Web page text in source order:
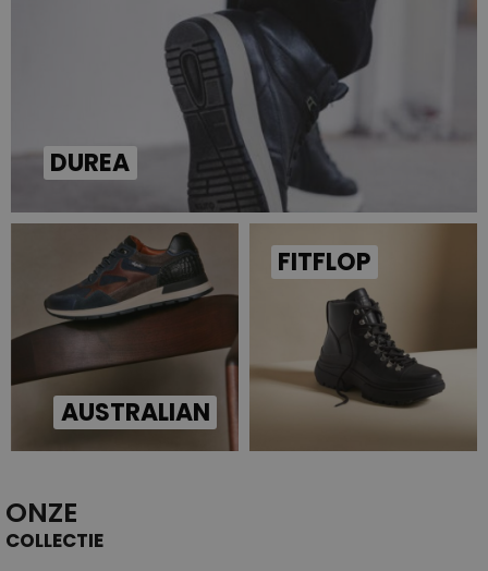
DUREA
AUSTRALIAN
FITFLOP
ONZE
COLLECTIE